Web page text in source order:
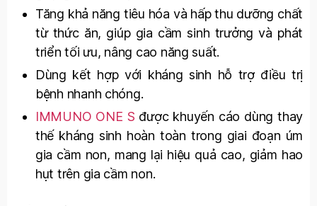
Tăng khả năng tiêu hóa và hấp thu dưỡng chất
từ thức ăn, giúp gia cầm sinh trưởng và phát
triển tối ưu, nâng cao năng suất.
Dùng kết hợp với kháng sinh hỗ trợ điều trị
bệnh nhanh chóng.
IMMUNO ONE S được khuyến cáo dùng thay
thế kháng sinh hoàn toàn trong giai đoạn úm
gia cầm non, mang lại hiệu quả cao, giảm hao
hụt trên gia cầm non.